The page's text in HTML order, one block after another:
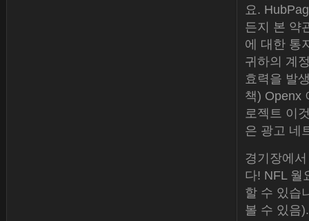
요.
든지 본 약
에 대한 통
귀하의 계
효력을 발
책) Openx
로젝트 이
은 광고 네
경기장에
다! NFL 월
할 수 있습
볼 수 있음